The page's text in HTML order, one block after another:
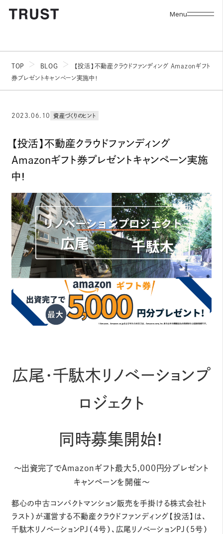
Menu
TOP BLOG
【投活】不動産クラウドファンディング Amazonギフト
券プレゼントキャンペーン実施中！
2023.06.10 資産づくりのヒント
【投活】不動産クラウドファンディング
Amazonギフト券プレゼントキャンペーン実施
中！
広尾・千駄木リノベーションプ
ロジェクト
同時募集開始！
～出資完了でAmazonギフト最大5,000円分プレゼント
キャンペーンを開催～
都⼼の中古コンパクトマンション販売を⼿掛ける株式会社ト
ラスト）が運営する不動産クラウドファンディング【投活】は、
千駄木リノベーションPJ（4号）、広尾リノベーションPJ（5号）